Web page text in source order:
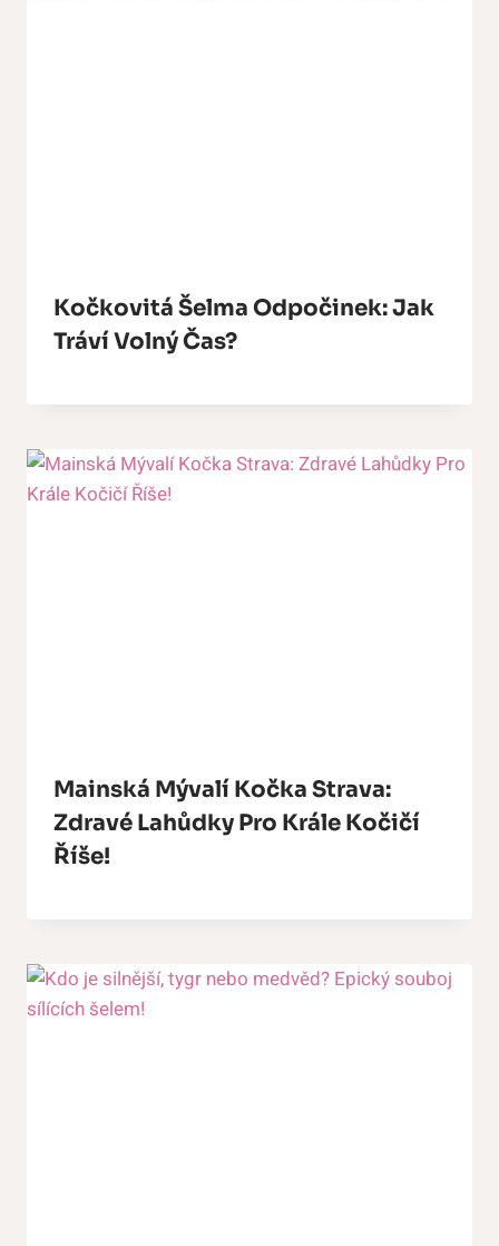
Kočkovitá Šelma Odpočinek: Jak
Tráví Volný Čas?
Mainská Mývalí Kočka Strava:
Zdravé Lahůdky Pro Krále Kočičí
Říše!